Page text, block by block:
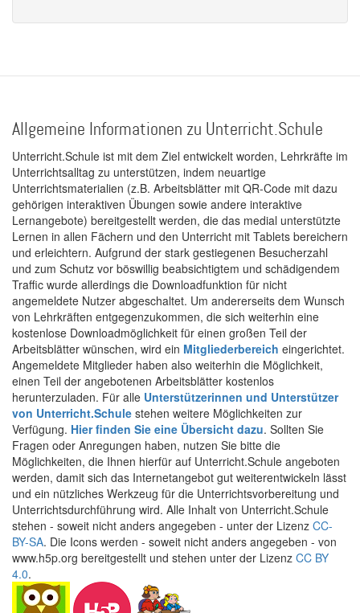
Allgemeine Informationen zu Unterricht.Schule
Unterricht.Schule ist mit dem Ziel entwickelt worden, Lehrkräfte im
Unterrichtsalltag zu unterstützen, indem neuartige
Unterrichtsmaterialien (z.B. Arbeitsblätter mit QR-Code mit dazu
gehörigen interaktiven Übungen sowie andere interaktive
Lernangebote) bereitgestellt werden, die das medial unterstützte
Lernen in allen Fächern und den Unterricht mit Tablets bereichern
und erleichtern. Aufgrund der stark gestiegenen Besucherzahl
und zum Schutz vor böswillig beabsichtigtem und schädigendem
Traffic wurde allerdings die Downloadfunktion für nicht
angemeldete Nutzer abgeschaltet. Um andererseits dem Wunsch
von Lehrkräften entgegenzukommen, die sich weiterhin eine
kostenlose Downloadmöglichkeit für einen großen Teil der
Arbeitsblätter wünschen, wird ein Mitgliederbereich eingerichtet.
Angemeldete Mitglieder haben also weiterhin die Möglichkeit,
einen Teil der angebotenen Arbeitsblätter kostenlos
herunterzuladen. Für alle Unterstützerinnen und Unterstützer
von Unterricht.Schule stehen weitere Möglichkeiten zur
Verfügung. Hier finden Sie eine Übersicht dazu. Sollten Sie
Fragen oder Anregungen haben, nutzen Sie bitte die
Möglichkeiten, die Ihnen hierfür auf Unterricht.Schule angeboten
werden, damit sich das Internetangebot gut weiterentwickeln lässt
und ein nützliches Werkzeug für die Unterrichtsvorbereitung und
Unterrichtsdurchführung wird. Alle Inhalt von Unterricht.Schule
stehen - soweit nicht anders angegeben - unter der Lizenz CC-
BY-SA. Die Icons werden - soweit nicht anders angegeben - von
www.h5p.org bereitgestellt und stehen unter der Lizenz CC BY
4.0.